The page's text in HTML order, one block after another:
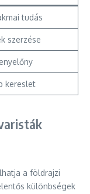
tudás
szerzése
kereslet
a földrajzi
különbségek